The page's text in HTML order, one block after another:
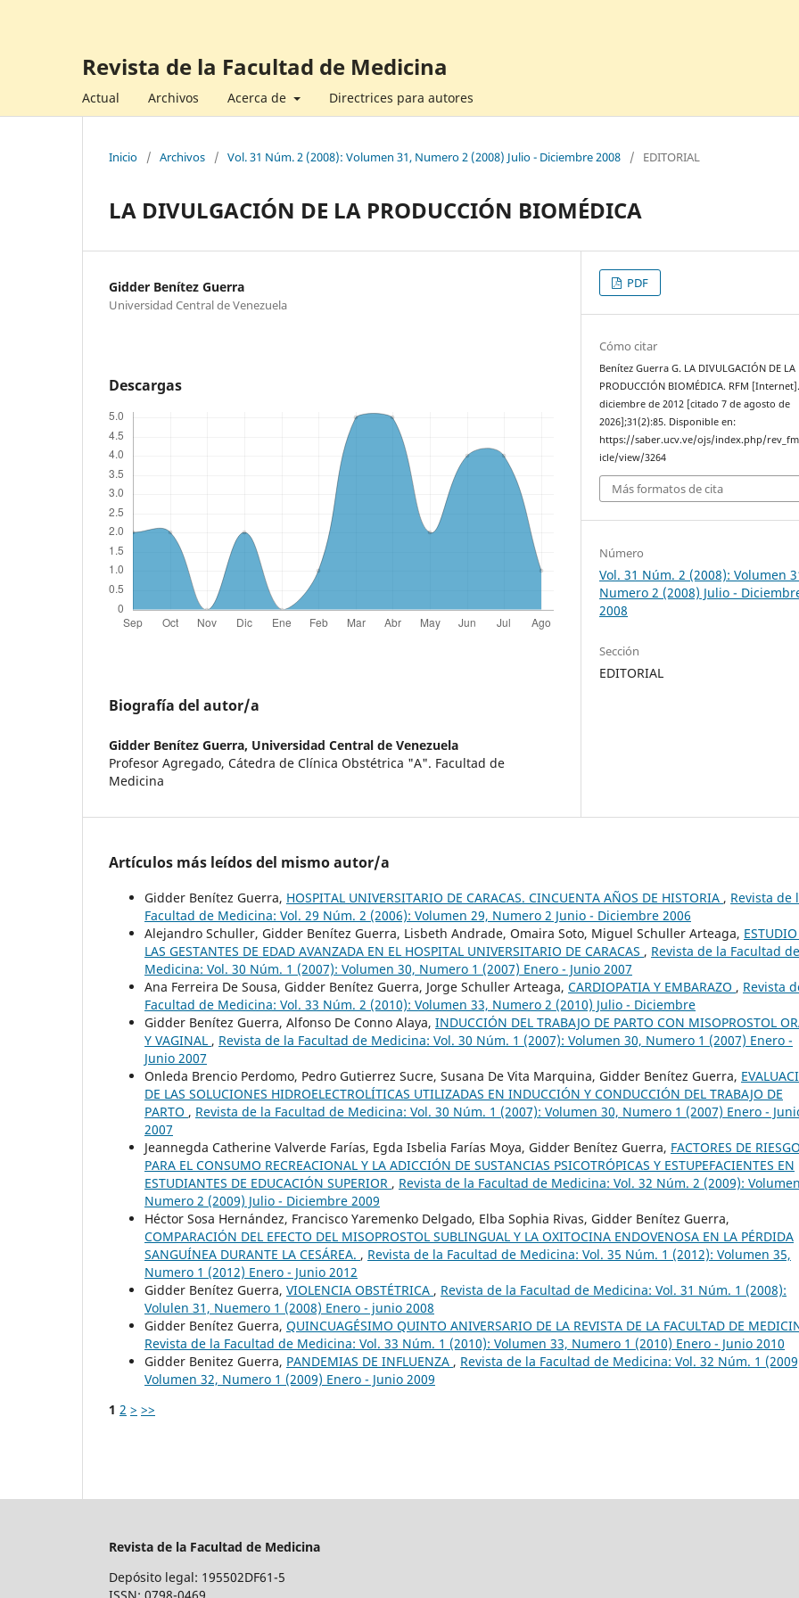
Revista de la Facultad de Medicina
Actual Archivos Acerca de Directrices para autores
Inicio / Archivos / Vol. 31 Núm. 2 (2008): Volumen 31, Numero 2 (2008) Julio - Diciembre 2008 / EDITORIAL
LA DIVULGACIÓN DE LA PRODUCCIÓN BIOMÉDICA
Gidder Benítez Guerra
Universidad Central de Venezuela
Descargas
Biografía del autor/a
Gidder Benítez Guerra, Universidad Central de Venezuela
Profesor Agregado, Cátedra de Clínica Obstétrica "A". Facultad de
Medicina
PDF
Cómo citar
Benítez Guerra G. LA DIVULGACIÓN DE LA
PRODUCCIÓN BIOMÉDICA. RFM
diciembre de 2012 [citado 7 de agosto de
2026];31(2):85. Disponible en:
https://saber.ucv.ve/ojs/index.php/
icle/view/3264
Más formatos de cita
Número
Vol. 31 Núm. 2 (2008): Volumen
Numero 2 (2008) Julio -
2008
Sección
EDITORIAL
Artículos más leídos del mismo autor/a
Gidder Benítez Guerra, HOSPITAL UNIVERSITARIO DE CARACAS. CINCUENTA AÑOS DE HISTORIA , Revista de
Facultad de Medicina: Vol. 29 Núm. 2 (2006): Volumen 29, Numero 2 Junio - Diciembre 2006
Alejandro Schuller, Gidder Benítez Guerra, Lisbeth Andrade, Omaira Soto, Miguel Schuller Arteaga,
LAS GESTANTES DE EDAD AVANZADA EN EL HOSPITAL UNIVERSITARIO DE CARACAS , Revista de la Facultad de
Medicina: Vol. 30 Núm. 1 (2007): Volumen 30, Numero 1 (2007) Enero - Junio 2007
Ana Ferreira De Sousa, Gidder Benítez Guerra, Jorge Schuller Arteaga, CARDIOPATIA Y EMBARAZO , Revista
Facultad de Medicina: Vol. 33 Núm. 2 (2010): Volumen 33, Numero 2 (2010) Julio - Diciembre
Gidder Benítez Guerra, Alfonso De Conno Alaya, INDUCCIÓN DEL TRABAJO DE PARTO CON MISOPROSTOL
Y VAGINAL , Revista de la Facultad de Medicina: Vol. 30 Núm. 1 (2007): Volumen 30, Numero 1 (2007) Enero -
Junio 2007
Onleda Brencio Perdomo, Pedro Gutierrez Sucre, Susana De Vita Marquina, Gidder Benítez Guerra,
DE LAS SOLUCIONES HIDROELECTROLÍTICAS UTILIZADAS EN INDUCCIÓN Y CONDUCCIÓN DEL TRABAJO DE
PARTO , Revista de la Facultad de Medicina: Vol. 30 Núm. 1 (2007): Volumen 30, Numero 1 (2007) Enero -
2007
Jeannegda Catherine Valverde Farías, Egda Isbelia Farías Moya, Gidder Benítez Guerra, FACTORES DE RIESGO
PARA EL CONSUMO RECREACIONAL Y LA ADICCIÓN DE SUSTANCIAS PSICOTRÓPICAS Y ESTUPEFACIENTES EN
ESTUDIANTES DE EDUCACIÓN SUPERIOR , Revista de la Facultad de Medicina: Vol. 32 Núm. 2 (2009):
Numero 2 (2009) Julio - Diciembre 2009
Héctor Sosa Hernández, Francisco Yaremenko Delgado, Elba Sophia Rivas, Gidder Benítez Guerra,
COMPARACIÓN DEL EFECTO DEL MISOPROSTOL SUBLINGUAL Y LA OXITOCINA ENDOVENOSA EN LA PÉRDIDA
SANGUÍNEA DURANTE LA CESÁREA. , Revista de la Facultad de Medicina: Vol. 35 Núm. 1 (2012): Volumen 35,
Numero 1 (2012) Enero - Junio 2012
Gidder Benítez Guerra, VIOLENCIA OBSTÉTRICA , Revista de la Facultad de Medicina: Vol. 31 Núm. 1 (2008):
Volulen 31, Nuemero 1 (2008) Enero - junio 2008
Gidder Benítez Guerra, QUINCUAGÉSIMO QUINTO ANIVERSARIO DE LA REVISTA DE LA FACULTAD DE
Revista de la Facultad de Medicina: Vol. 33 Núm. 1 (2010): Volumen 33, Numero 1 (2010) Enero - Junio 2010
Gidder Benitez Guerra, PANDEMIAS DE INFLUENZA , Revista de la Facultad de Medicina: Vol. 32 Núm. 1
Volumen 32, Numero 1 (2009) Enero - Junio 2009
1 2 > >>
Revista de la Facultad de Medicina
Depósito legal: 195502DF61-5